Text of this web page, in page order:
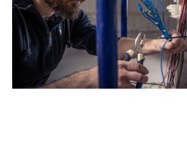
Service Electricien